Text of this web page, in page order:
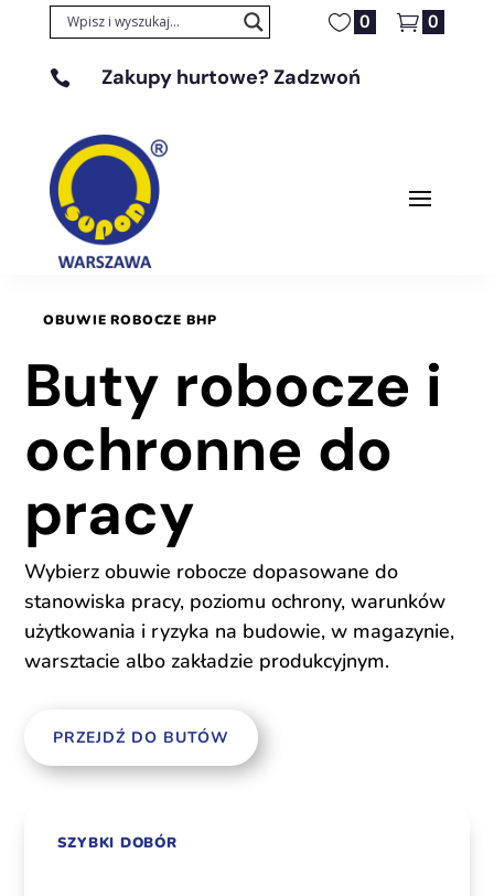
0 0
 Zakupy hurtowe? Zadzwoń
OBUWIE ROBOCZE BHP
Buty robocze i
ochronne do
pracy
Wybierz obuwie robocze dopasowane do
stanowiska pracy, poziomu ochrony, warunków
użytkowania i ryzyka na budowie, w magazynie,
warsztacie albo zakładzie produkcyjnym.
PRZEJDŹ DO BUTÓW
SZYBKI DOBÓR